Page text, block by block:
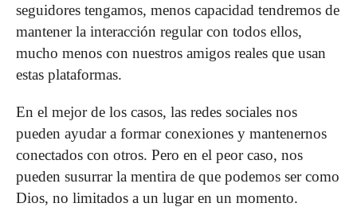
seguidores tengamos, menos capacidad tendremos de
mante­ner la interacción regular con todos ellos,
mucho menos con nuestros amigos reales que usan
estas plataformas.
En el mejor de los casos, las redes sociales nos
pueden ayudar a formar conexiones y mantenernos
conectados con otros. Pero en el peor caso, nos
pueden susurrar la mentira de que podemos ser como
Dios, no limitados a un lugar en un momento.